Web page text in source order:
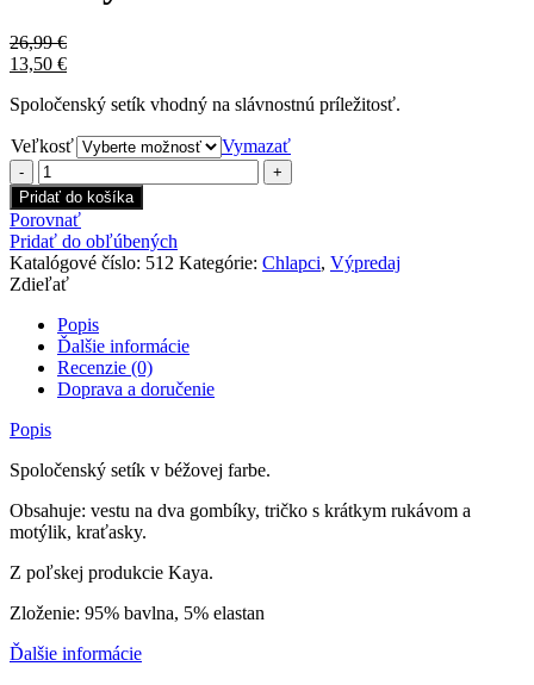
26,99€
13,50 €
Spoločenský setík vhodný na slávnostnú príležitosť.
Veľkosť
Vymazať
množstvo
Spoločenský
chlapčenský
setík
béžový
Pridať do košíka
Porovnať
Pridať do obľúbených
Katalógové číslo: 512 Kategórie: Chlapci, Výpredaj
Zdieľať
Popis
Ďalšie informácie
Recenzie (0)
Doprava a doručenie
Popis
Spoločenský setík v béžovej farbe.
Obsahuje: vestu na dva gombíky, tričko s krátkym rukávom a
motýlik, kraťasky.
Z poľskej produkcie Kaya.
Zloženie: 95% bavlna, 5% elastan
Ďalšie informácie